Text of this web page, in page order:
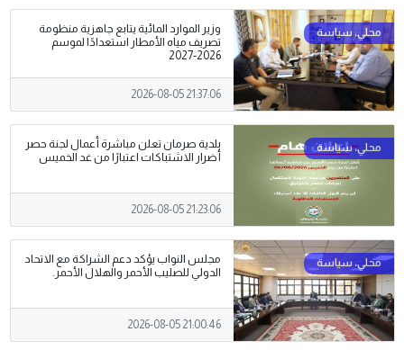
وزير الموارد المائية يتابع جاهزية منظومة
تصريف مياه الأمطار استعدادًا لموسم
2026-2027
2026-08-05 21:37:06
بلدية صرمان تعلن مباشرة أعمال لجنة حصر
أضرار الاشتباكات اعتبارًا من غد الخميس
2026-08-05 21:23:06
مجلس النواب يؤكد دعم الشراكة مع الاتحاد
الدولي للصليب الأحمر والهلال الأحمر.
2026-08-05 21:00:46